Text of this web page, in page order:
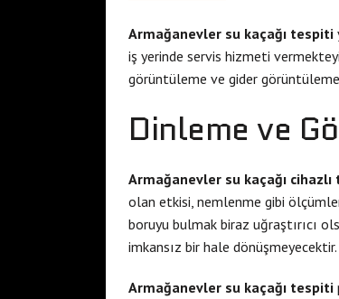
Armağanevler su kaçağı tespiti
iş yerinde servis hizmeti
görüntüleme ve gider
Dinleme ve
Armağanevler su kaçağı cihazlı
olan etkisi, nemlenme gibi
boruyu bulmak biraz uğraştırıcı
imkansız bir hale dönüşmeyecektir.
Armağanevler su kaçağı tespiti